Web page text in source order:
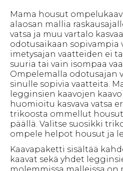
Mama housut
alaosan mallia
vatsa ja muu vartalo
odotusaikaan sopivampia
imetysajan vaatteiden ei
suuria tai vain isompaa
Ompelemalla odotusajan
sinulle sopivia vaatteita.
legginsien kaavojen
huomioitu kasvava vatsa
trikoosta ommellut
päällä. Valitse suosikki
ompele helpot housut ja
Kaavapaketti sisältää
kaavat sekä yhdet